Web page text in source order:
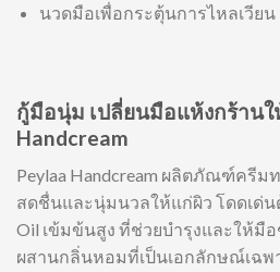
นวดมือเพื่อกระตุ้นการไหลเวียน
กู้มือนุ่ม เปลี่ยนมือแห้งกร้าน
Handcream
Peylaa Handcream ผลิตภัณฑ์ครี
สดชื่นและนุ่มนวลให้แก่ผิว โดดเด่น
Oil เข้มข้นสูง ที่ช่วยบำรุงและให้มื
ผสานกลิ่นหอมที่เป็นเอกลักษณ์เฉพ